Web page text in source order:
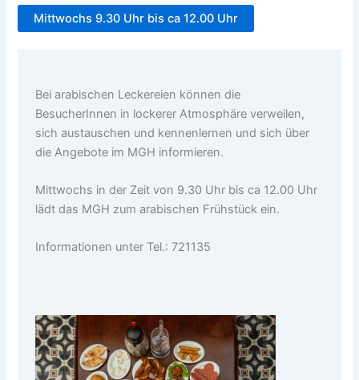
Mittwochs 9.30 Uhr bis ca 12.00 Uhr
Bei arabischen Leckereien können die
BesucherInnen in lockerer Atmosphäre verweilen,
sich austauschen und kennenlernen und sich über
die Angebote im MGH informieren.
Mittwochs in der Zeit von 9.30 Uhr bis ca 12.00 Uhr
lädt das MGH zum arabischen Frühstück ein.
Informationen unter Tel.: 721135